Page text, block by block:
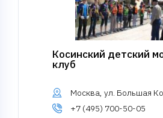
Косинский детский
клуб
Москва, ул. Большая
+7 (495) 700-50-05